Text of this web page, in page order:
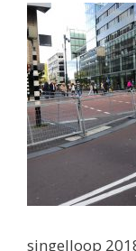
singelloop